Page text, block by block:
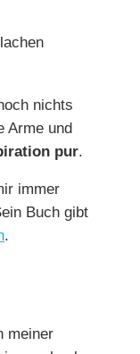
nichts
Arme und
pur.
immer
Buch gibt
.
meiner